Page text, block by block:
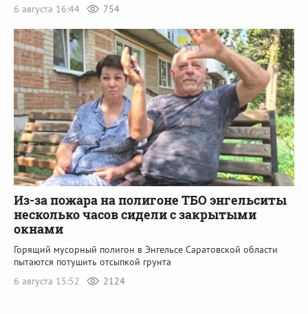
6 августа 16:44
754
Из-за пожара на полигоне ТБО энгельситы
несколько часов сидели с закрытыми
окнами
Горящий мусорный полигон в Энгельсе Саратовской области
пытаются потушить отсыпкой грунта
6 августа 15:52
2124